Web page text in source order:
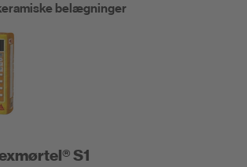
belægninger
S1